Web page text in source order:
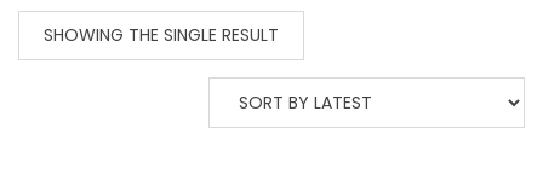
SHOWING THE SINGLE RESULT